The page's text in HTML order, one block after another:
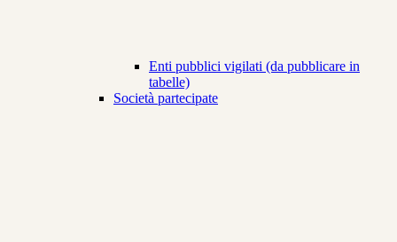
Enti pubblici vigilati (da pubblicare in
tabelle)
Società partecipate